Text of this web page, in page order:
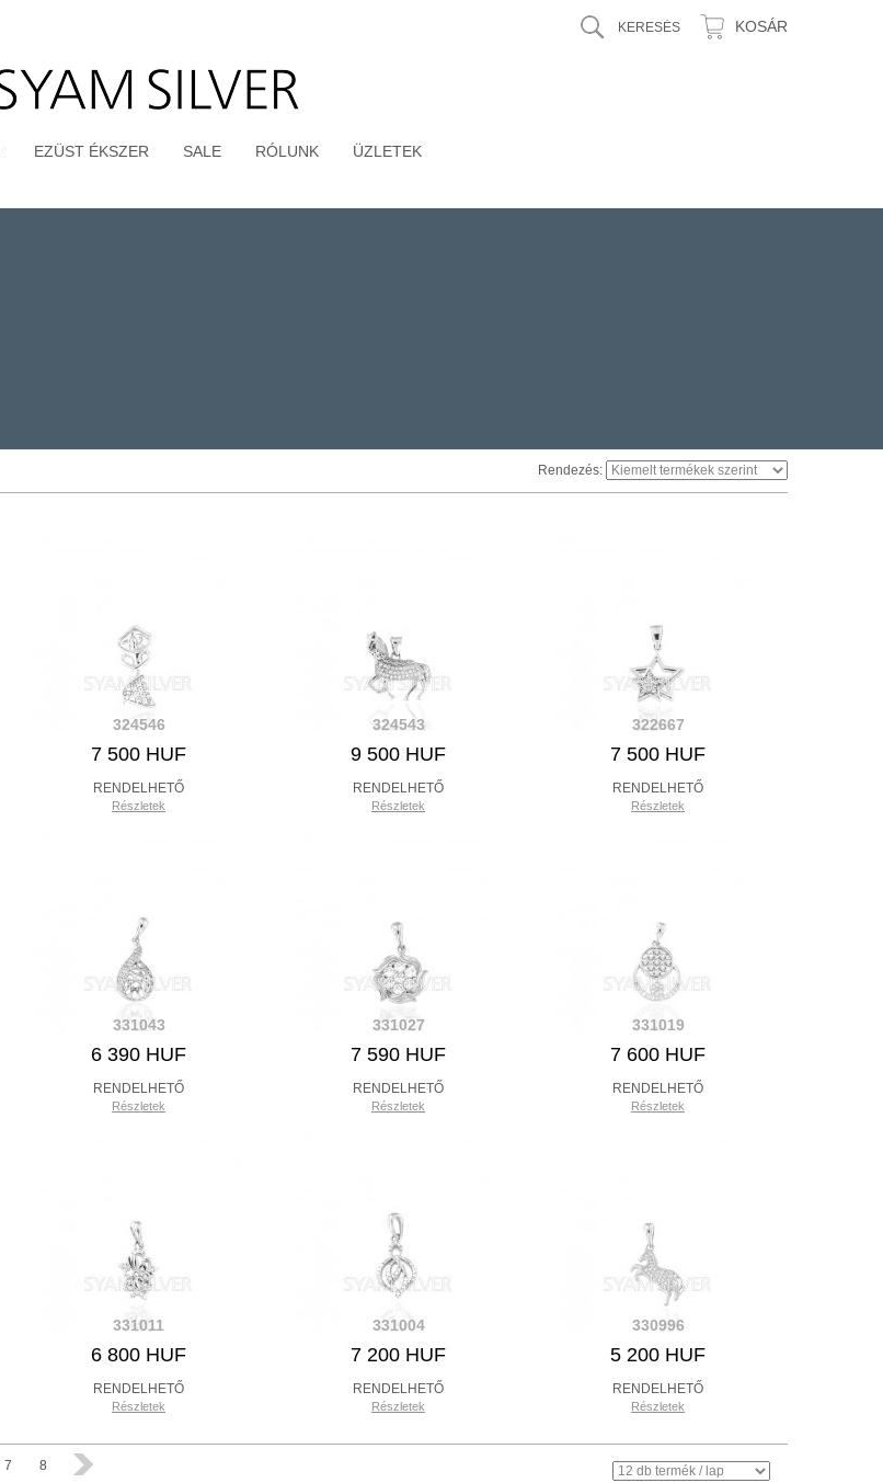
KOSÁR
EZÜST ÉKSZER SALE RÓLUNK ÜZLETEK
Rendezés:
324546
7 500 HUF
RENDELHETŐ
Részletek
324543
9 500 HUF
RENDELHETŐ
Részletek
322667
7 500 HUF
RENDELHETŐ
Részletek
331043
6 390 HUF
RENDELHETŐ
Részletek
331027
7 590 HUF
RENDELHETŐ
Részletek
331019
7 600 HUF
RENDELHETŐ
Részletek
331011
6 800 HUF
RENDELHETŐ
Részletek
331004
7 200 HUF
RENDELHETŐ
Részletek
330996
5 200 HUF
RENDELHETŐ
Részletek
7 8